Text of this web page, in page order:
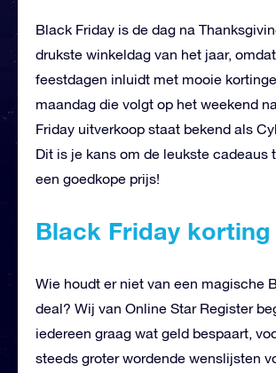
Black Friday is de dag na
drukste winkeldag van het jaar,
feestdagen inluidt met mooie
maandag die volgt op het weekend
Friday uitverkoop staat bekend als
Dit is je kans om de leukste cadeaus
een goedkope prijs!
Black Friday korting
Wie houdt er niet van een magische
deal? Wij van Online Star Register
iedereen graag wat geld bespaart,
steeds groter wordende wenslijsten